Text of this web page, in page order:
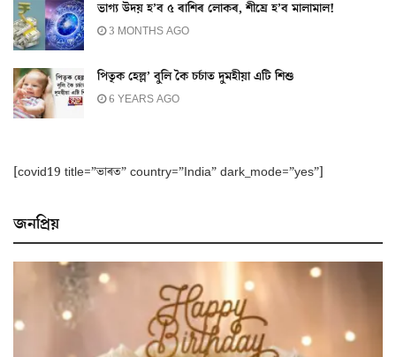
ভাগ্য উদয় হ’ব ৫ ৰাশিৰ লোকৰ, শীঘ্ৰে হ’ব মালামাল!
3 MONTHS AGO
পিতৃক হেল্ল’ বুলি কৈ চর্চাত দুমহীয়া এটি শিশু
6 YEARS AGO
[covid19 title=”ভাৰত” country=”India” dark_mode=”yes”]
জনপ্ৰিয়